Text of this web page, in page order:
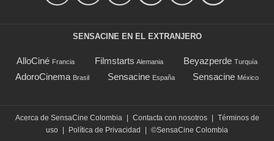
SENSACINE EN EL EXTRANJERO
AlloCiné Francia Filmstarts Alemania Beyazperde Turquía
AdoroCinema Brasil Sensacine España Sensacine México
Acerca de SensaCine Colombia Contacta con nosotros
Términos de
uso
Política de Privacidad ©SensaCine Colombia